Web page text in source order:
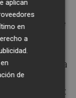
ha
que
en cuenta
"una
el barranco":
aplican
en
a
.
de